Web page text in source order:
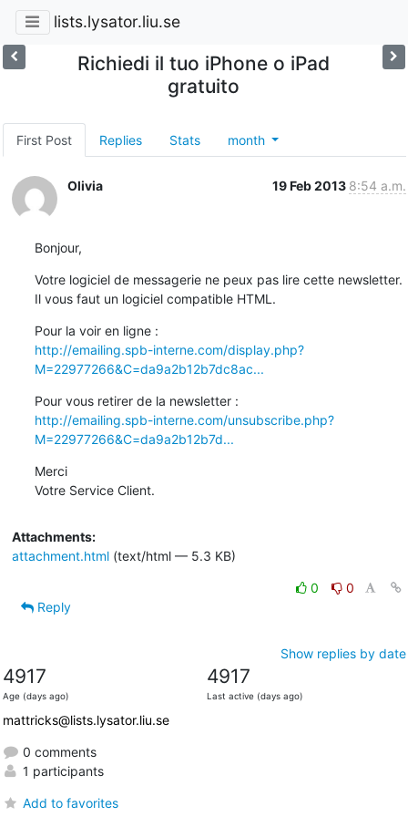
lists.lysator.liu.se
Richiedi il tuo iPhone o iPad
gratuito
First Post Replies Stats month
Olivia 19 Feb 2013 8:54 a.m.
Bonjour,
Votre logiciel de messagerie ne peux pas lire cette newsletter.
Il vous faut un logiciel compatible HTML.
http://emailing.spb-interne.com/display.php?
M=22977266&C=da9a2b12b7dc8ac...
http://emailing.spb-interne.com/unsubscribe.php?
M=22977266&C=da9a2b12b7d...
Merci
Votre Service Client.
Attachments:
attachment.html(text/html — 5.3 KB)
0
0
Reply
Show replies by date
4917
Age (days ago)
4917
Last active (days ago)
mattricks@lists.lysator.liu.se
0 comments
1 participants
Add to favorites